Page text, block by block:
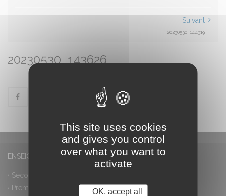
Suivant
20230530_144319
20230530_143626
ENSEIGNEMENT GÉNÉRAL
Seconde générale et technologique
Première générale
This site uses cookies
and gives you control
over what you want to
activate
OK, accept all